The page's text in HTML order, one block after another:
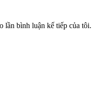
lần bình luận kế tiếp của tôi.